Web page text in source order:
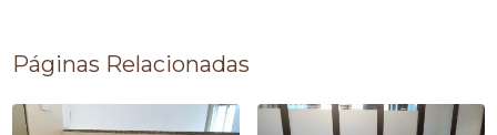
Páginas Relacionadas